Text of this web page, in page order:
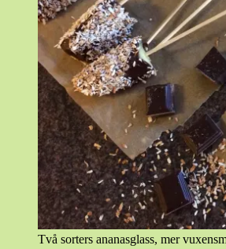
Två sorters ananasglass, mer